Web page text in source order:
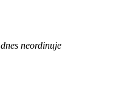
dnes neordinuje